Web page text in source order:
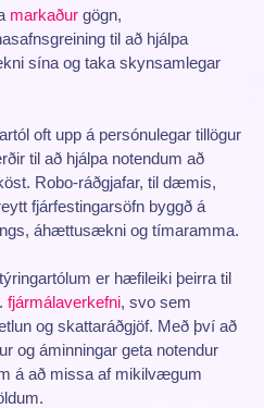
markaður gögn,
til að hjálpa
sína og taka skynsamlegar
oft upp á persónulegar tillögur
til að hjálpa notendum að
Robo-ráðgjafar, til dæmis,
fjárfestingarsöfn byggð á
áhættusækni og tímaramma.
er hæfileiki þeirra til
fjármálaverkefni, svo sem
og skattaráðgjöf. Með því að
og áminningar geta notendur
á að missa af mikilvægum